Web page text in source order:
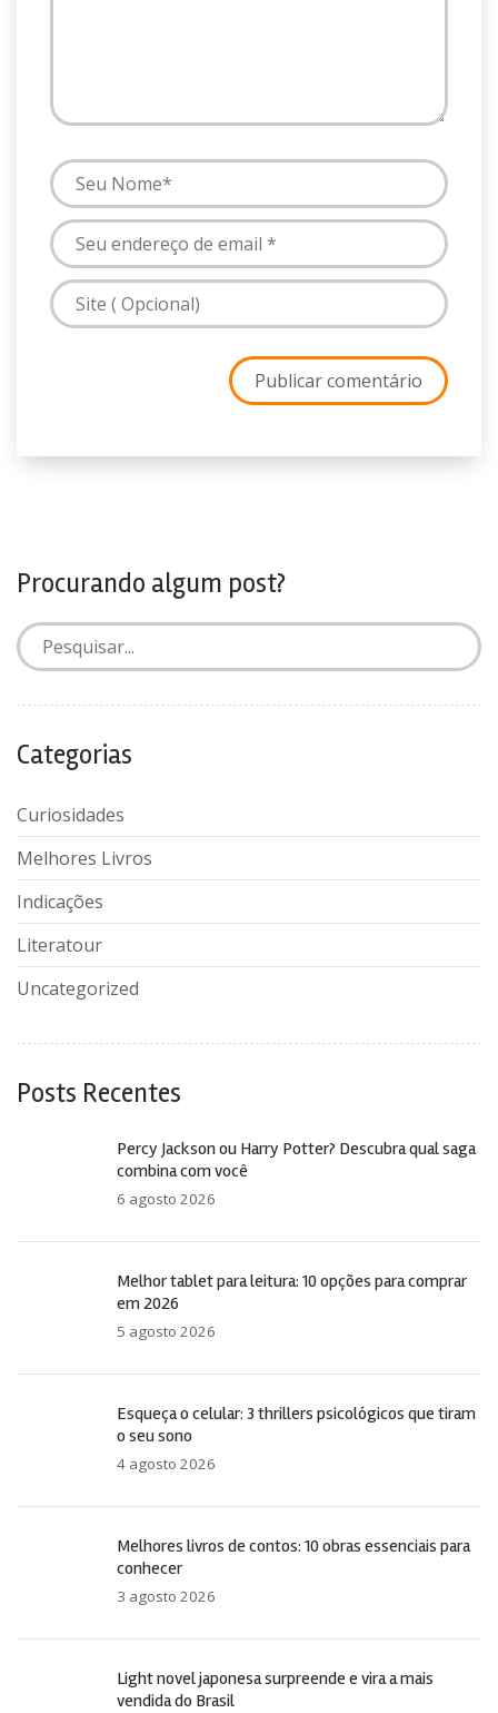
Procurando algum post?
Categorias
Curiosidades
Melhores Livros
Indicações
Literatour
Uncategorized
Posts Recentes
Percy Jackson ou Harry Potter? Descubra qual saga
combina com você
6 agosto 2026
Melhor tablet para leitura: 10 opções para comprar
em 2026
5 agosto 2026
Esqueça o celular: 3 thrillers psicológicos que tiram
o seu sono
4 agosto 2026
Melhores livros de contos: 10 obras essenciais para
conhecer
3 agosto 2026
Light novel japonesa surpreende e vira a mais
vendida do Brasil